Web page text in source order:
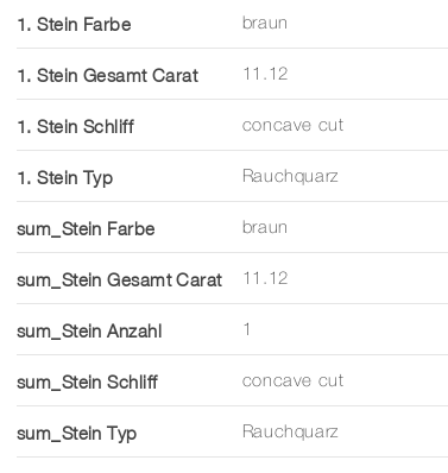
1. Stein Farbe braun
1. Stein Gesamt Carat 11.12
1. Stein Schliff concave cut
1. Stein Typ Rauchquarz
sum_Stein Farbe braun
sum_Stein Gesamt Carat 11.12
sum_Stein Anzahl 1
sum_Stein Schliff concave cut
sum_Stein Typ Rauchquarz